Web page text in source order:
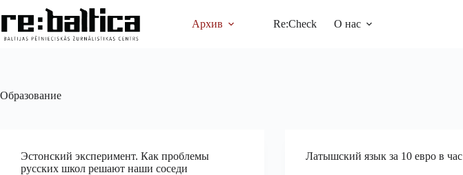
к
сути
Архив Re:Check О нас
Oбразование
Эстонский эксперимент. Как проблемы
русских школ решают наши соседи
Латышский язык за 10 евро в час